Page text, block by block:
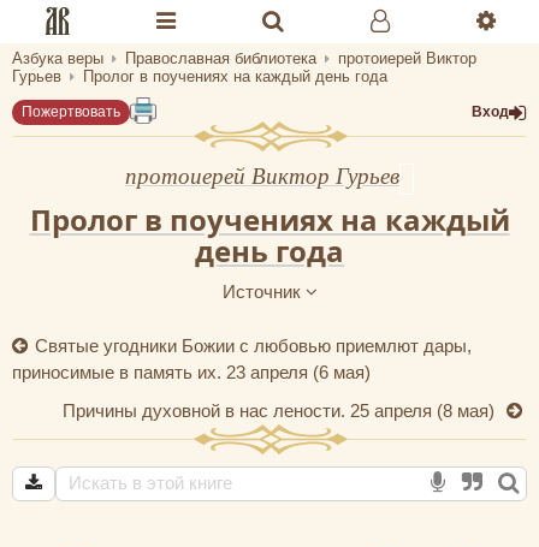
Разделы портала «Азбука веры»
Главная
Библиотеки
Медиа
Проверь себя
Тематическое
Азбука веры Православная библиотека
протоиерей Виктор
Гурьев
Пролог в поучениях на каждый день года
Пожертвовать Вход
протоиерей Виктор Гурьев
Пролог в поучениях на каждый
день года
Источник
Святые угодники Божии с любовью приемлют дары,
приносимые в память их. 23 апреля (6 мая)
Причины духовной в нас лености. 25 апреля (8 мая)